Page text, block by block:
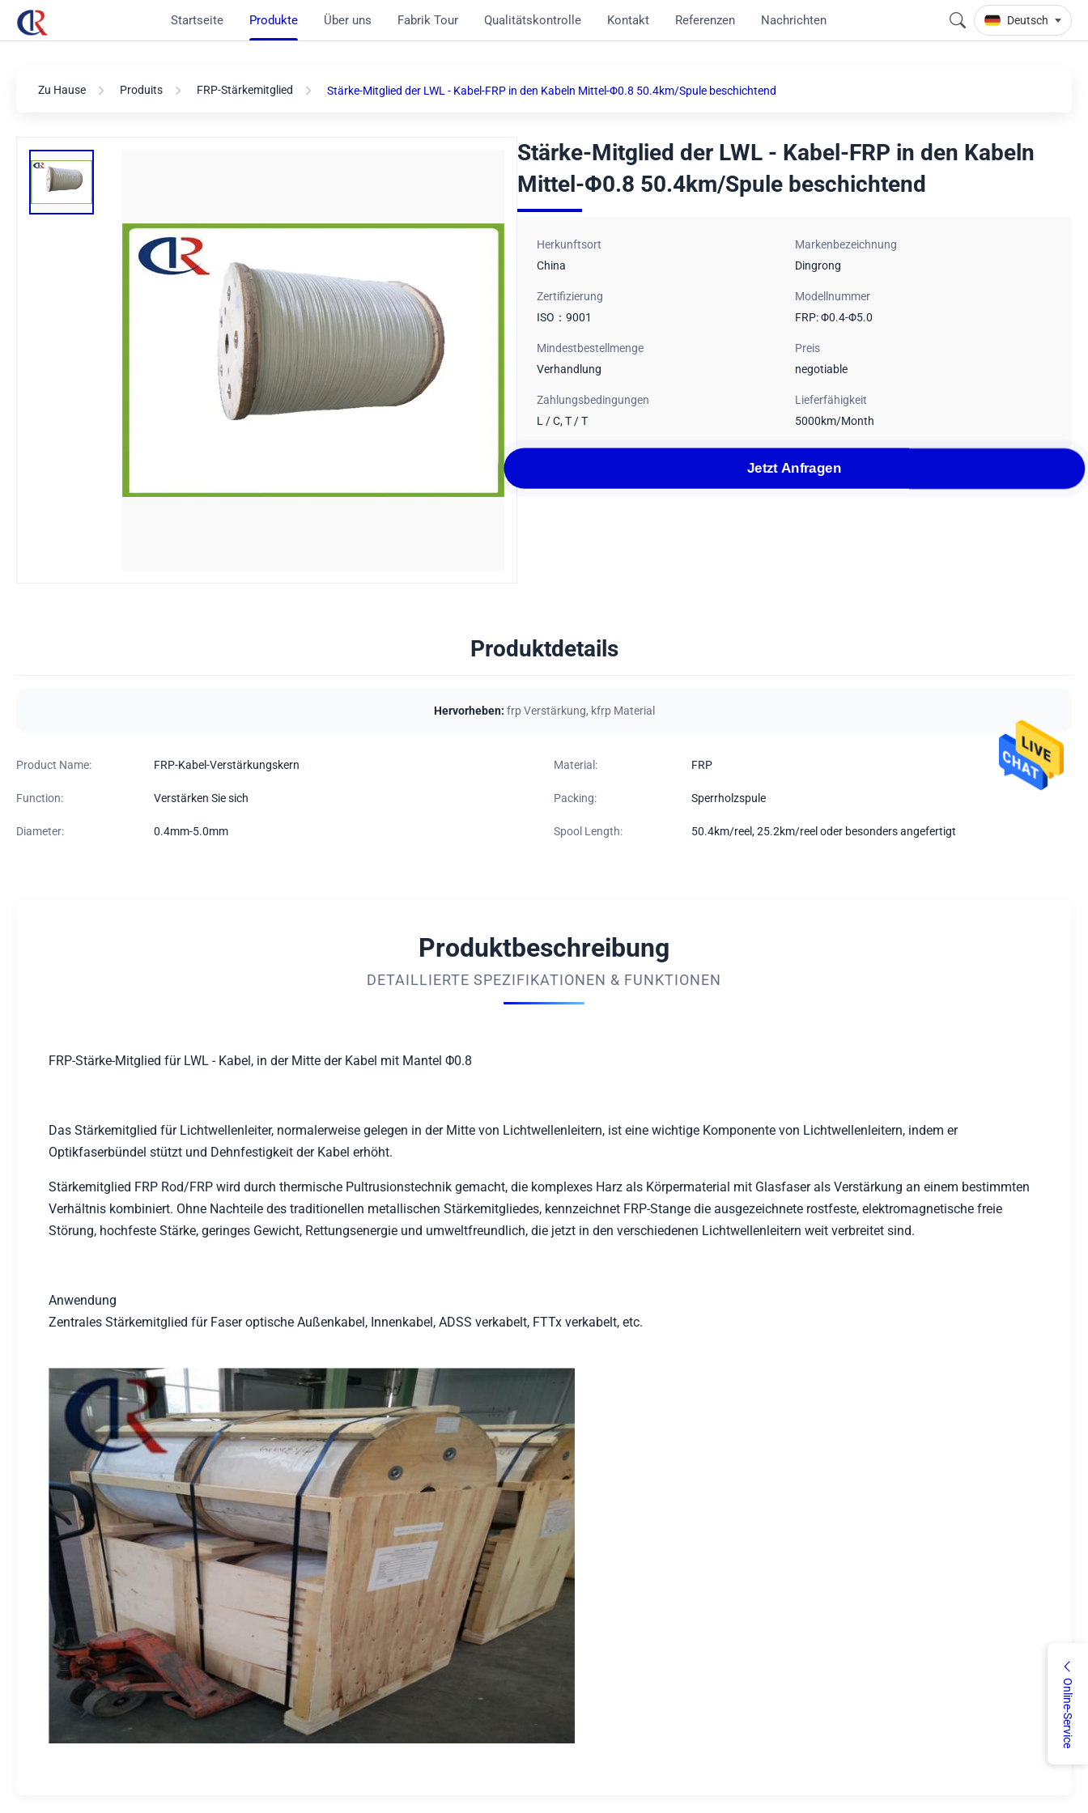
Startseite Produkte Über uns Fabrik Tour Qualitätskontrolle Kontakt Referenzen Nachrichten Deutsch
Online-Service
Zu Hause Produits FRP-Stärkemitglied Stärke-Mitglied der LWL - Kabel-FRP in den Kabeln Mittel-Φ0.8 50.4km/Spule beschichtend
Stärke-Mitglied der LWL - Kabel-FRP in den Kabeln
Mittel-Φ0.8 50.4km/Spule beschichtend
Herkunftsort
China
Markenbezeichnung
Dingrong
Zertifizierung
ISO：9001
Modellnummer
FRP: Φ0.4-Φ5.0
Mindestbestellmenge
Verhandlung
Preis
negotiable
Zahlungsbedingungen
L / C, T / T
Lieferfähigkeit
5000km/Month
Jetzt Anfragen
Produktdetails
Hervorheben: frp Verstärkung, kfrp Material
Product Name: FRP-Kabel-Verstärkungskern Material: FRP
Function: Verstärken Sie sich Packing: Sperrholzspule
Diameter: 0.4mm-5.0mm Spool Length: 50.4km/reel, 25.2km/reel oder besonders angefertigt
Produktbeschreibung
DETAILLIERTE SPEZIFIKATIONEN & FUNKTIONEN
FRP-Stärke-Mitglied für LWL - Kabel, in der Mitte der Kabel mit Mantel Φ0.8
Das Stärkemitglied für Lichtwellenleiter, normalerweise gelegen in der Mitte von Lichtwellenleitern, ist eine wichtige Komponente von Lichtwellenleitern, indem er
Optikfaserbündel stützt und Dehnfestigkeit der Kabel erhöht.
Stärkemitglied FRP Rod/FRP wird durch thermische Pultrusionstechnik gemacht, die komplexes Harz als Körpermaterial mit Glasfaser als Verstärkung an einem bestimmten
Verhältnis kombiniert. Ohne Nachteile des traditionellen metallischen Stärkemitgliedes, kennzeichnet FRP-Stange die ausgezeichnete rostfeste, elektromagnetische freie
Störung, hochfeste Stärke, geringes Gewicht, Rettungsenergie und umweltfreundlich, die jetzt in den verschiedenen Lichtwellenleitern weit verbreitet sind.
Anwendung
Zentrales Stärkemitglied für Faser optische Außenkabel, Innenkabel, ADSS verkabelt, FTTx verkabelt, etc.